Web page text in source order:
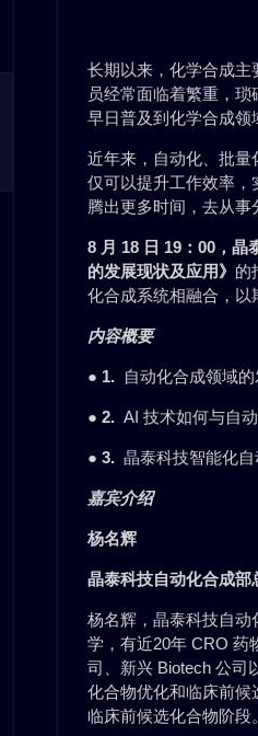
长期以来，化学合成主
员经常面临着繁重，
早日普及到化学合成领
近年来，自动化、批量
仅可以提升工作效率，
腾出更多时间，去从事
8 月 18 日 19：00，晶
的发展现状及应用》 的
化合成系统相融合，以
内容概要
● 1.自动化合成领域的
● 2. AI 技术如何与自
● 3.晶泰科技智能化自
嘉宾介绍
杨名辉
晶泰科技自动化合成部
杨名辉，晶泰科技自
学，有近20年 CRO 药
司、新兴 Biotech 公司
化合物优化和临床前候
临床前候选化合物阶段。